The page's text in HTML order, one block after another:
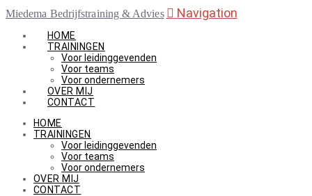
Miedema Bedrijfstraining & Advies Navigation
HOME
TRAININGEN
Voor leidinggevenden
Voor teams
Voor ondernemers
OVER MIJ
CONTACT
HOME
TRAININGEN
Voor leidinggevenden
Voor teams
Voor ondernemers
OVER MIJ
CONTACT